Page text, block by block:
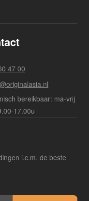
47 00
bereikbaar: ma-vrij
17.00u
i.c.m. de beste